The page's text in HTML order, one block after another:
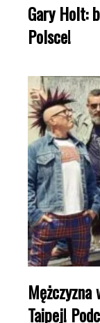
Gary Holt:
Polsce!
Mężczyzna
Taipej!